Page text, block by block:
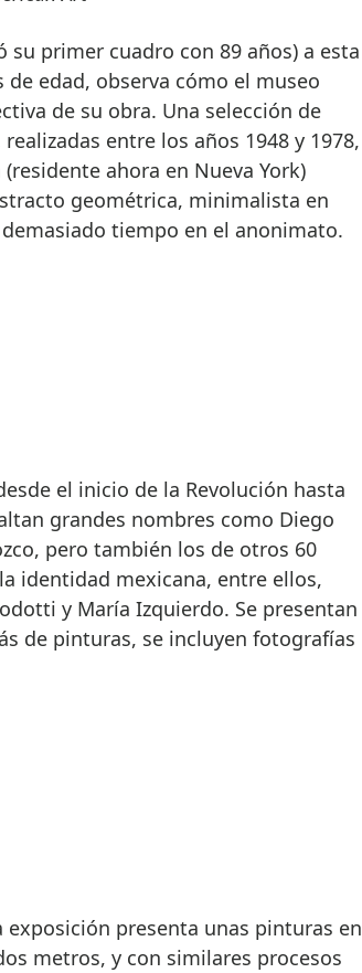
primer cuadro con 89 años) a esta
edad, observa cómo el museo
de su obra. Una selección de
entre los años 1948 y 1978,
ahora en Nueva York)
geométrica, minimalista en
tiempo en el anonimato.
el inicio de la Revolución hasta
grandes nombres como Diego
pero también los de otros 60
identidad mexicana, entre ellos,
y María Izquierdo. Se presentan
de pinturas, se incluyen fotografías
exposición presenta unas pinturas en
metros, y con similares procesos